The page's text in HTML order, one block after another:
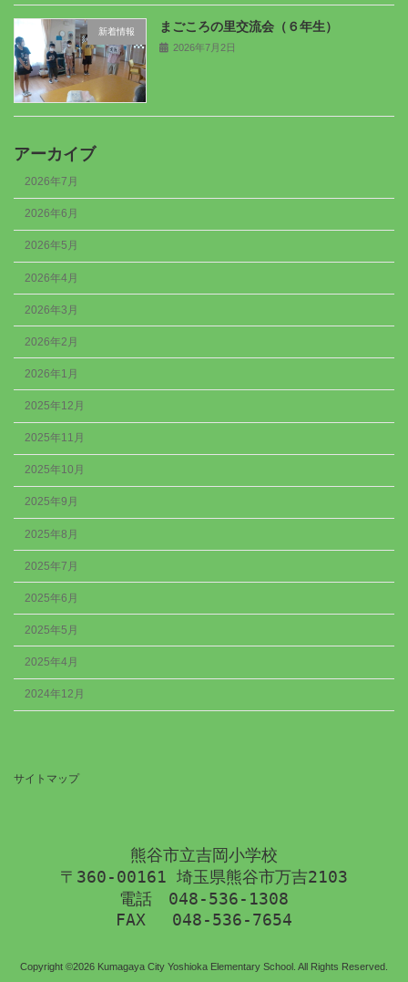
新着情報 まごころの里交流会（６年生）
2026年7月2日
アーカイブ
2026年7月
2026年6月
2026年5月
2026年4月
2026年3月
2026年2月
2026年1月
2025年12月
2025年11月
2025年10月
2025年9月
2025年8月
2025年7月
2025年6月
2025年5月
2025年4月
2024年12月
サイトマップ
熊谷市立吉岡小学校
〒360-00161 埼玉県熊谷市万吉2103
電話　048-536-1308
FAX 　048-536-7654
Copyright ©2026 Kumagaya City Yoshioka Elementary School. All Rights Reserved.